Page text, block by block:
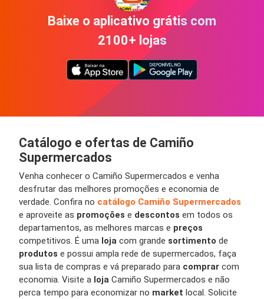
Baixe o aplicativo grátis com
2100+ lojas
Catálogo e ofertas de Camiño
Supermercados
Venha conhecer o Camiño Supermercados e venha
desfrutar das melhores promoções e economia de
verdade. Confira no catálogo Camiño Supermercados
e aproveite as promoções e descontos em todos os
departamentos, as melhores marcas e preços
competitivos. É uma loja com grande sortimento de
produtos e possui ampla rede de supermercados, faça
sua lista de compras e vá preparado para comprar com
economia. Visite a loja Camiño Supermercados e não
perca tempo para economizar no market local. Solicite